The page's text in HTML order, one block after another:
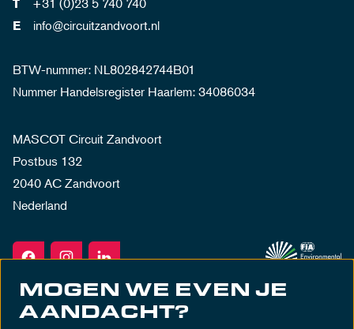
T
E info@circuitzandvoort.nl
BTW-nummer: NL802842744B01
Nummer Handelsregister Haarlem: 34086034
MASCOT Circuit Zandvoort
Postbus 132
2040 AC Zandvoort
Nederland
MOGEN WE EVEN JE
AANDACHT?